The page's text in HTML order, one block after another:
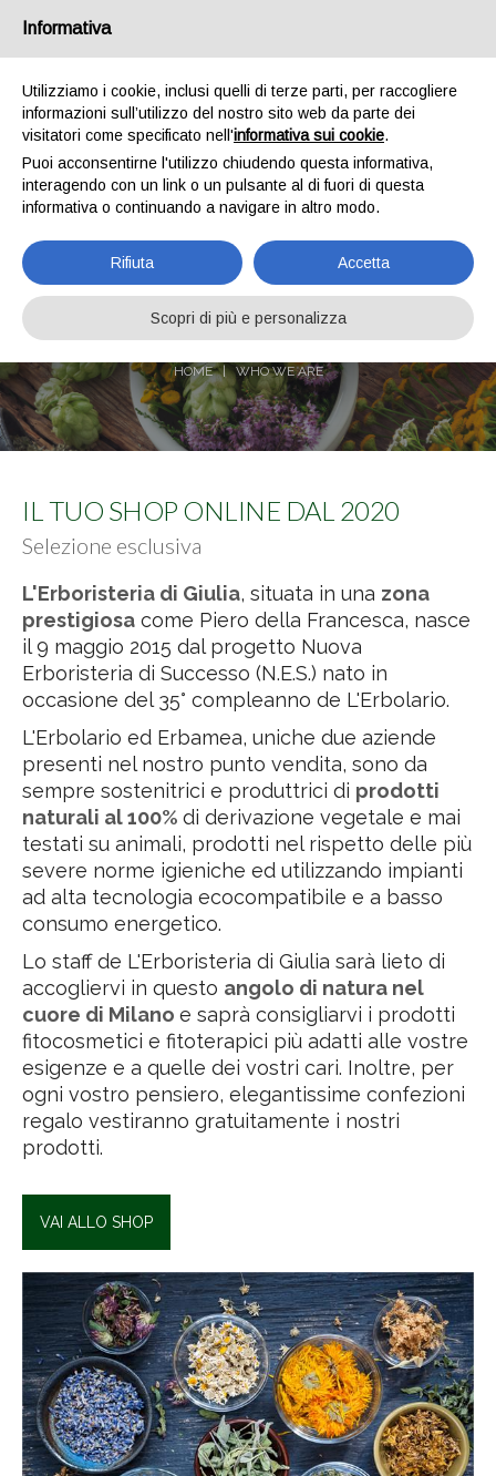
Who we are Shipments Payments Contacts IT EN
WHO WE ARE
HOME WHO WE ARE
IL TUO SHOP ONLINE DAL 2020
Selezione esclusiva
L'Erboristeria di Giulia, situata in una zona
prestigiosa come Piero della Francesca, nasce
il 9 maggio 2015 dal progetto Nuova
Erboristeria di Successo (N.E.S.) nato in
occasione del 35° compleanno de L'Erbolario.
L'Erbolario ed Erbamea, uniche due aziende
presenti nel nostro punto vendita, sono da
sempre sostenitrici e produttrici di prodotti
naturali al 100% di derivazione vegetale e mai
testati su animali, prodotti nel rispetto delle più
severe norme igieniche ed utilizzando impianti
ad alta tecnologia ecocompatibile e a basso
consumo energetico.
Lo staff de L'Erboristeria di Giulia sarà lieto di
accogliervi in questo angolo di natura nel
cuore di Milano e saprà consigliarvi i prodotti
fitocosmetici e fitoterapici più adatti alle vostre
esigenze e a quelle dei vostri cari. Inoltre, per
ogni vostro pensiero, elegantissime confezioni
regalo vestiranno gratuitamente i nostri
prodotti.
VAI ALLO SHOP
Informativa
Utilizziamo i cookie, inclusi quelli di terze parti, per raccogliere
informazioni sull’utilizzo del nostro sito web da parte dei
visitatori come specificato nell'informativa sui cookie.
Puoi acconsentirne l'utilizzo chiudendo questa informativa,
interagendo con un link o un pulsante al di fuori di questa
informativa o continuando a navigare in altro modo.
Rifiuta Accetta
Scopri di più e personalizza